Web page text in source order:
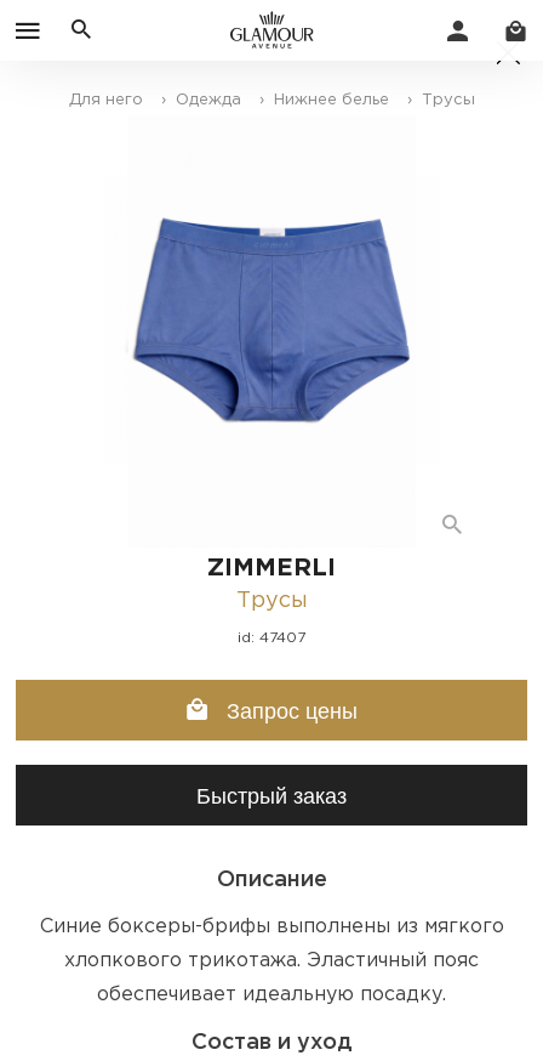
Для него › Одежда › Нижнее белье › Трусы
ZIMMERLI
Трусы
id: 47407
Запрос цены
Быстрый заказ
Описание
Синие боксеры-брифы выполнены из мягкого
хлопкового трикотажа. Эластичный пояс
обеспечивает идеальную посадку.
Состав и уход